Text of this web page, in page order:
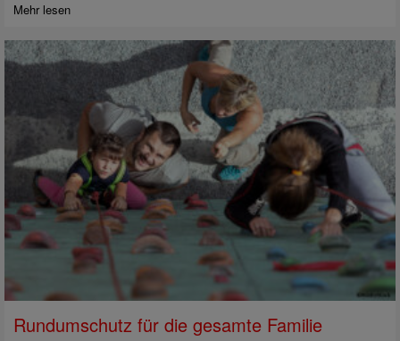
Mehr lesen
Rundumschutz für die gesamte Familie